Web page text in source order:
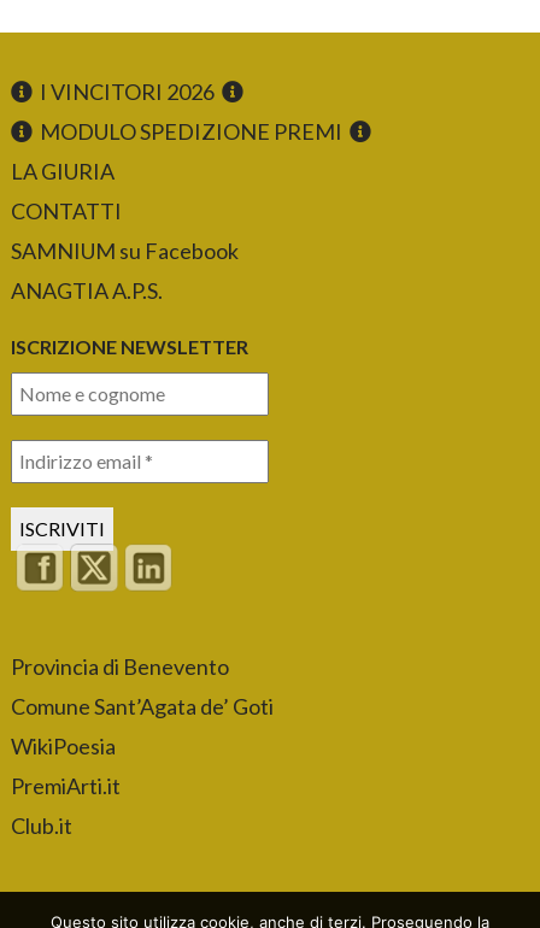
I VINCITORI 2026
MODULO SPEDIZIONE PREMI
LA GIURIA
CONTATTI
SAMNIUM su Facebook
ANAGTIA A.P.S.
ISCRIZIONE NEWSLETTER
Provincia di Benevento
Comune Sant’Agata de’ Goti
WikiPoesia
PremiArti.it
Club.it
Questo sito utilizza cookie, anche di terzi. Proseguendo la